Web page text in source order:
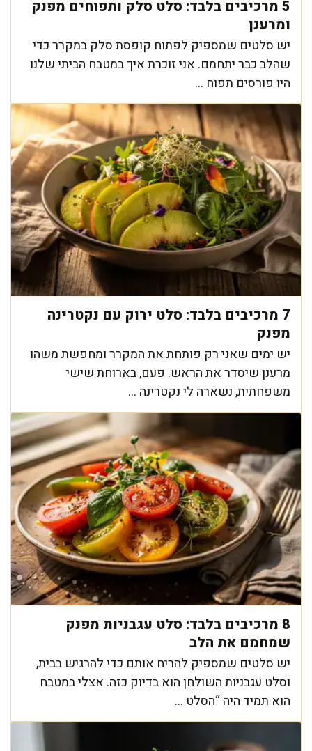
5 מרכיבים בלבד: סלט סלק ותפוחים מפנק
ומרענן
יש סלטים שמספיק לפתוח קופסת סלק במקרר כדי
שהלב כבר יתחמם. אני זוכרת איך במטבח הביתי שלנו
היו פורסים תפוח ...
7 מרכיבים בלבד: סלט ירוק עם נקטרינה
מפנק
יש ימים שאני רק פותחת את המקרר ומחפשת משהו
מרענן שיסדר את הראש. פעם, בארוחת שישי
משפחתית, נשארה לי נקטרינה ...
8 מרכיבים בלבד: סלט עגבניות מפנק
שמחמם את הלב
יש סלטים שמספיק להריח אותם כדי להרגיש בבית,
וסלט עגבניות השולחן הוא בדיוק כזה. אצלי במטבח
הוא תמיד היה “הסלט ...